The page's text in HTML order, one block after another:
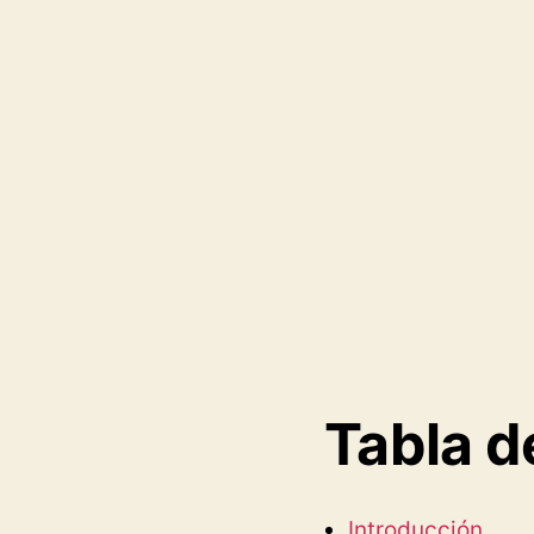
Tabla